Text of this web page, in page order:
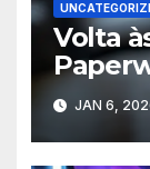
Volta
com
para
JAN 6,